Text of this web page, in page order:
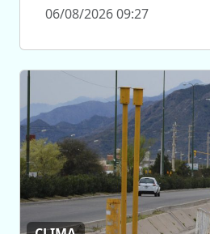
06/08/2026 09:27